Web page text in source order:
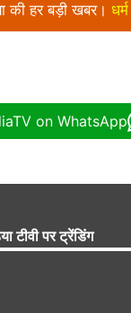
की हर बड़ी खबर। धर्म
on WhatsApp
टीवी पर ट्रेंडिंग